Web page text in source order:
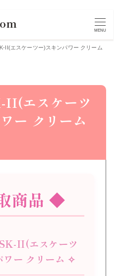
MENU
II(エスケーツー)スキンパワー クリーム
II(エスケーツ
ー クリーム
商品 ◆
II(エスケーツ
ワー クリーム ✧